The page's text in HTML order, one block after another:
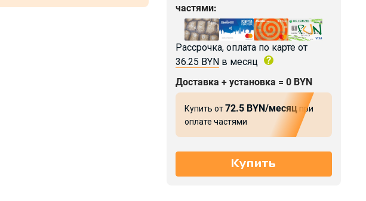
частями:
Рассрочка, оплата по карте от
36.25 BYNв месяц
Доставка + установка = 0 BYN
Купить от72.5 BYN/месяцпри
оплате частями